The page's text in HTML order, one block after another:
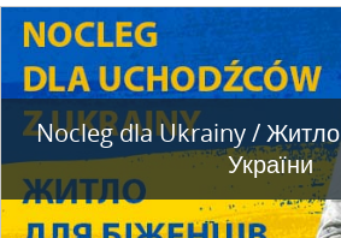
Nocleg dla Ukrainy /
України